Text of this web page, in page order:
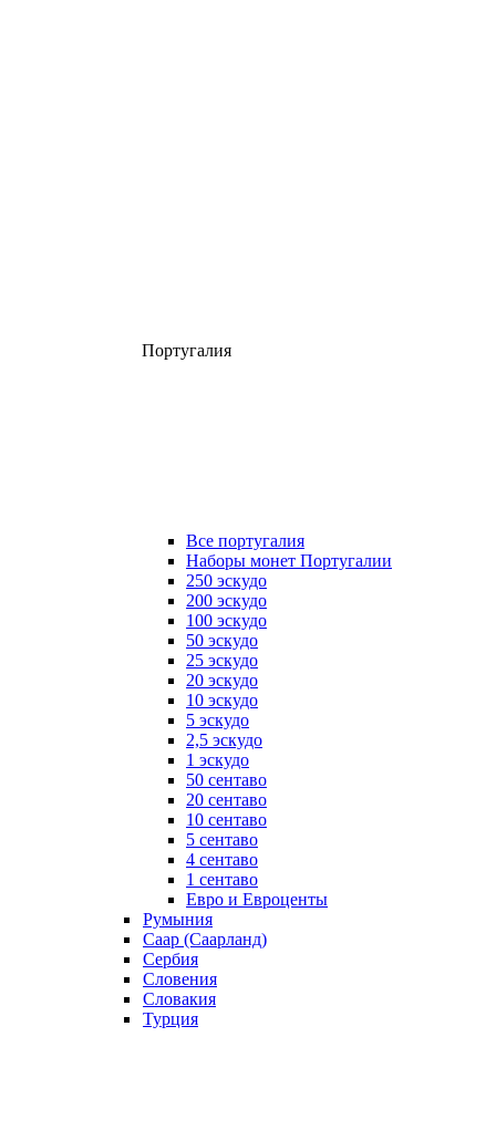
Португалия
Все португалия
Наборы монет Португалии
250 эскудо
200 эскудо
100 эскудо
50 эскудо
25 эскудо
20 эскудо
10 эскудо
5 эскудо
2,5 эскудо
1 эскудо
50 сентаво
20 сентаво
10 сентаво
5 сентаво
4 сентаво
1 сентаво
Евро и Евроценты
Румыния
Саар (Саарланд)
Сербия
Словения
Словакия
Турция